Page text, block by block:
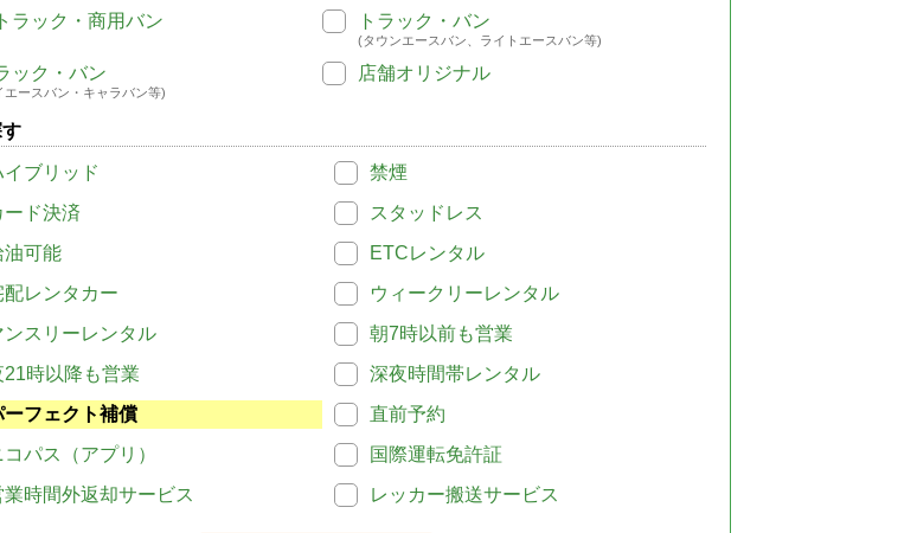
ラック・商用バン
トラック・バン
(タウンエースバン、ライトエースバン等)
ック・バン
エースバン・キャラバン等)
店舗オリジナル
イブリッド
禁煙
ード決済
スタッドレス
油可能
ETCレンタル
配レンタカー
ウィークリーレンタル
ンスリーレンタル
朝7時以前も営業
21時以降も営業
深夜時間帯レンタル
ーフェクト補償
直前予約
コパス（アプリ）
国際運転免許証
業時間外返却サービス
レッカー搬送サービス